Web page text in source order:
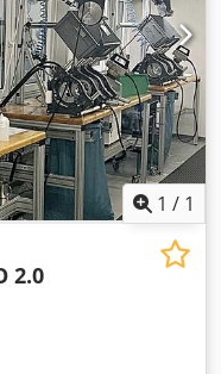
1 / 1
2.0